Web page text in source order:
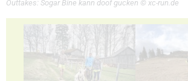
Outtakes: Sogar Bine kann doof gucken © xc-run.de